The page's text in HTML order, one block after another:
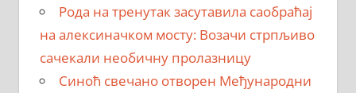
Рода на тренутак засутавила саобраћај
на алексиначком мосту: Возачи стрпљиво
сачекали необичну пролазницу
Синоћ свечано отворен Међународни